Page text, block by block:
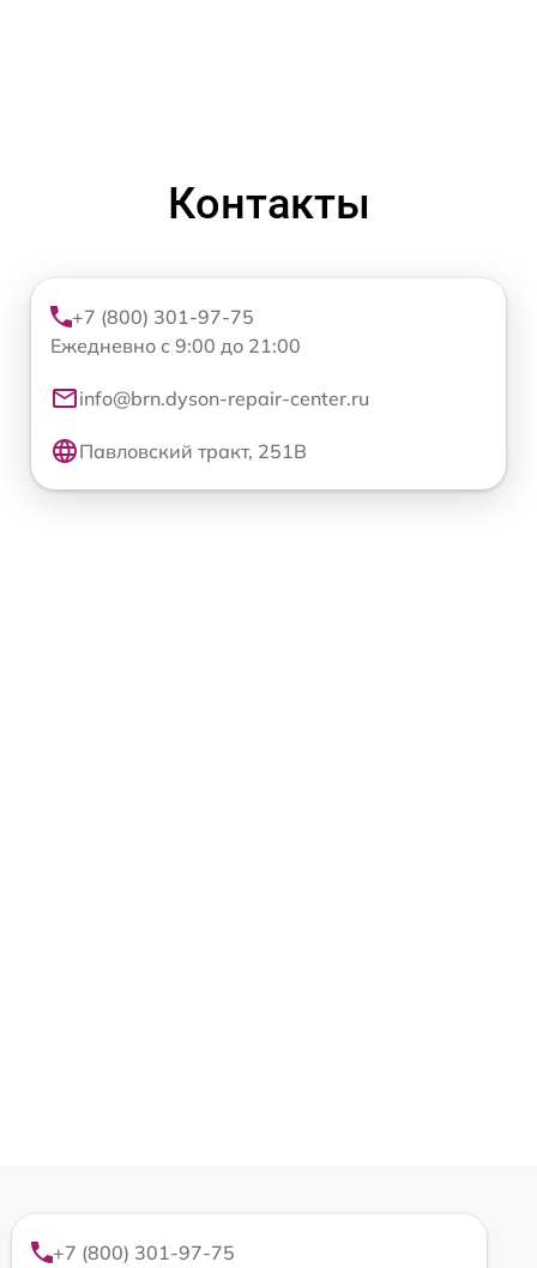
Контакты
+7 (800) 301-97-75
Ежедневно с 9:00 до 21:00
info@brn.dyson-repair-center.ru
Павловский тракт, 251В
+7 (800) 301-97-75